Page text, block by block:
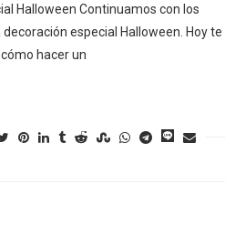
Halloween Continuamos con los
especial Halloween. Hoy te
hacer un